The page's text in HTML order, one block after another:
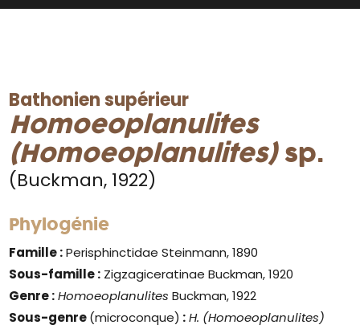
Bathonien supérieur
Homoeoplanulites
(Homoeoplanulites)sp.
(Buckman, 1922)
Phylogénie
Famille :Perisphinctidae Steinmann, 1890
Sous-famille : Zigzagiceratinae Buckman, 1920
Genre: Homoeoplanulites Buckman, 1922
Sous-genre(microconque) :H. (Homoeoplanulites)